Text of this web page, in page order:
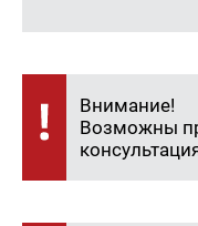
Внимание!
Возможны